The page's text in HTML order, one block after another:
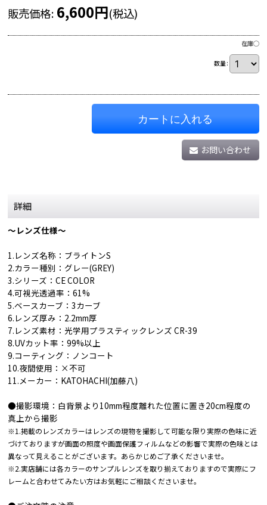
販売価格: 6,600円(税込)
在庫◯
数量:
カートに入れる
お問い合わせ
詳細
〜レンズ仕様〜
1.レンズ名称：ブライトンS
2.カラー種別：グレー(GREY)
3.シリーズ：CE COLOR
4.可視光透過率：61%
5.ベースカーブ：3カーブ
6.レンズ厚み：2.2mm厚
7.レンズ素材：光学用プラスティックレンズ CR-39
8.UVカット率：99%以上
9.コーティング：ノンコート
10.夜間使用：×不可
11.メーカー：KATOHACHI(加藤八)
●撮影環境：白背景より10mm程度離れた位置に置き20cm程度の
真上から撮影
※1.掲載のレンズカラーはレンズの現物を撮影して可能な限り実際の色味に近
づけておりますが画面の照度や画面保護フィルムなどの影響で実際の色味とは
異なって見えることがございます。あらかじめご了承くださいませ。
※2.実店舗には各カラーのサンプルレンズを取り揃えておりますので実際にフ
レームと合わせてみたい方はお気軽にご相談くださいませ。